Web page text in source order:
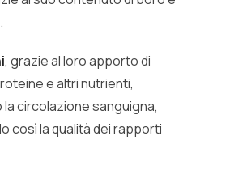
, grazie al loro apporto di
e altri nutrienti,
la circolazione sanguigna,
così la qualità dei rapporti